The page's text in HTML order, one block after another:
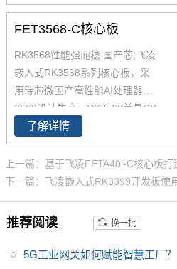
并且i.MX8MP功耗更低≤2W 。iM
X 8M Plus系列专注于机器学习和
板提供用户手册，iMX8MP原理
图，引脚定义等。
FET3568-C核心板
RK3568性能强而稳 国产芯|飞凌
嵌入式RK3568系列核心板，采
用瑞芯微国产高性能AI处理器RK
3568设计生产，RK3568兼具CP
U、GPU、NPU、VPU于一身，
RK3568 性能、性价比在同类产
品中具有较高优势，RK3568处
理器是一款定位中高端的通用型
面向工业互联网、HMI、NVR存
储、车载中控、工业网关等领
域。目前RK3568系列已经批量
了解详情
上一篇：基于飞凌FETA40i-C核心板
下一篇：飞凌嵌入式RK3399开发板使
推荐阅读 换一批
5G工业网关如何赋能智慧工厂？